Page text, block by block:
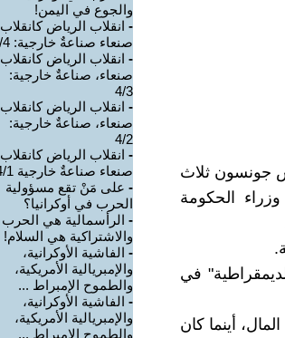
20 يوليو 2022، قدم بوريس جونسون ثلاث
الحكومة
في
أينما كان
والجوع في اليمن!
- انقلاب الرياض كانقلاب
صنعاء صناعةٌ خارجية: 4/4
- انقلاب الرياض كانقلاب
صنعاء، صناعةٌ خارجية:
4/3
- انقلاب الرياض كانقلاب
صنعاء، صناعةٌ خارجية:
4/2
- انقلاب الرياض كانقلاب
صنعاء صناعةٌ خارجية 4/1
- على مَنْ تقع مسؤولية
الحرب في أوكرانيا؟
- الرأسمالية هي الحرب
والاشتراكية هي السلام!
- الفاشية الأوكرانية،
والإمبريالية الأمريكية،
والطموح الإمبراط ...
- الفاشية الأوكرانية،
والإمبريالية الأمريكية،
والطموح الإمبراط ...